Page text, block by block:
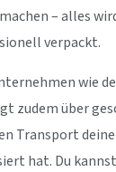
– alles
verpackt.
wie
zudem über
Transport
hat. Du